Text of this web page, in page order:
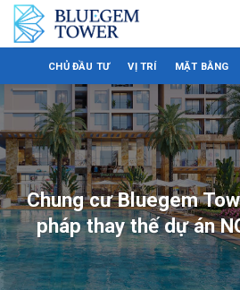
Bỏ
qua
CHỦ ĐẦU TƯ VỊ TRÍ MẶT BẰNG
Chung cư Bluegem
pháp thay thế dự án